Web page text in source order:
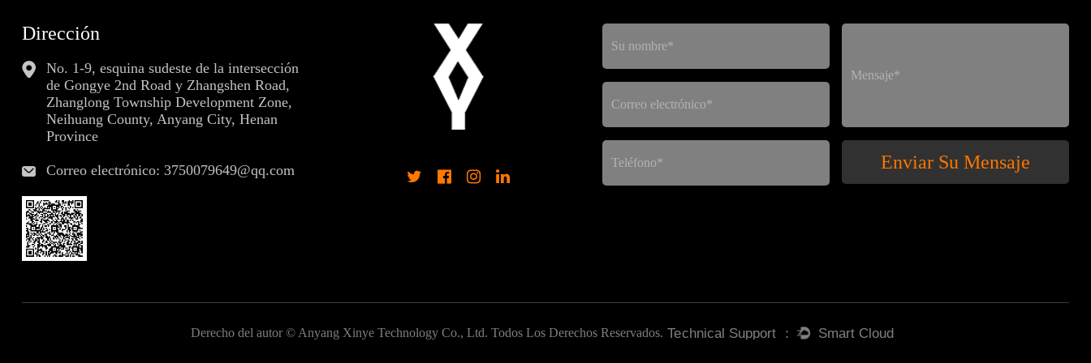
Dirección
No. 1-9, esquina sudeste de la intersección
de Gongye 2nd Road y Zhangshen Road,
Zhanglong Township Development Zone,
Neihuang County, Anyang City, Henan
Province
Correo electrónico: 3750079649@qq.com
Derecho del autor © Anyang Xinye Technology Co., Ltd. Todos Los Derechos Reservados.